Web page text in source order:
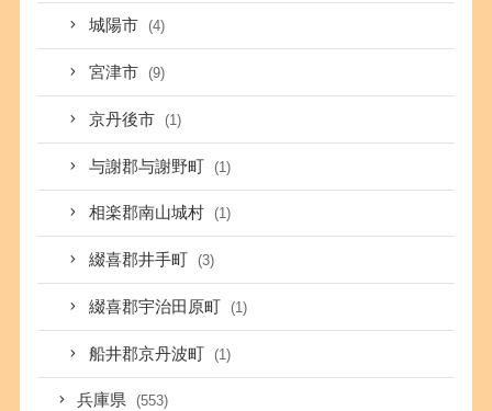
城陽市 (4)
宮津市 (9)
京丹後市 (1)
与謝郡与謝野町 (1)
相楽郡南山城村 (1)
綴喜郡井手町 (3)
綴喜郡宇治田原町 (1)
船井郡京丹波町 (1)
兵庫県 (553)